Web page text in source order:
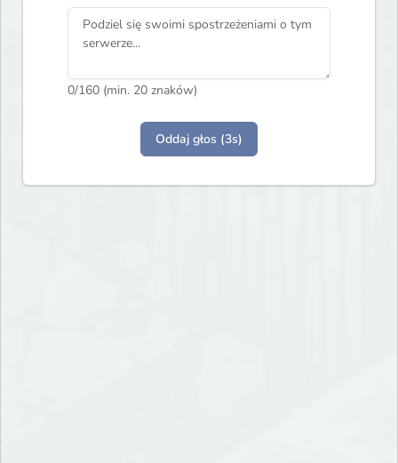
0/160 (min. 20 znaków)
Oddaj głos (3s)